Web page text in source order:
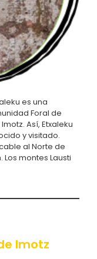
es una
Foral de
Así, Etxaleku
y visitado.
al Norte de
montes Lausti
Imotz